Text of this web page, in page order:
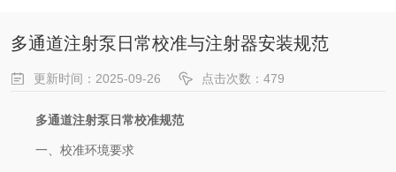
多通道注射泵日常校准与注射器安装规范
更新时间：2025-09-26 点击次数：479
多通道注射泵日常校准规范
一、校准环境要求